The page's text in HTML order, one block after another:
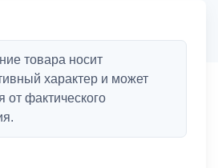
товара носит
характер и может
от фактического